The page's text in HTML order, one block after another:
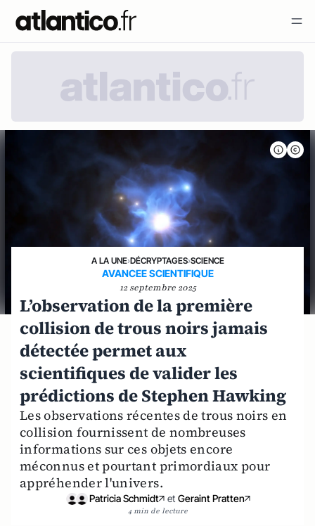
A LA UNE›DÉCRYPTAGES›SCIENCE
AVANCEE SCIENTIFIQUE
12 septembre 2025
L’observation de la première
collision de trous noirs jamais
détectée permet aux
scientifiques de valider les
prédictions de Stephen Hawking
Les observations récentes de trous noirs en
collision fournissent de nombreuses
informations sur ces objets encore
méconnus et pourtant primordiaux pour
appréhender l'univers.
Patricia Schmidt et Geraint Pratten
4 min de lecture